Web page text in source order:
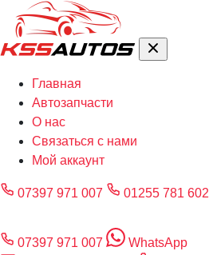
Главная
Автозапчасти
О нас
Связаться с нами
Мой аккаунт
07397 971 007 01255 781 602
07397 971 007
WhatsApp